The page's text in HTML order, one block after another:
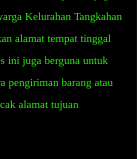
Kelurahan Tangkahan
alamat tempat tinggal
ini juga berguna untuk
pengiriman barang atau
alamat tujuan